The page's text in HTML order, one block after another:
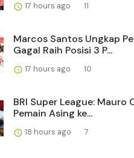
17 hours ago 11
Marcos Santos Ungkap
Gagal Raih Posisi 3 P...
17 hours ago 10
BRI Super League: Mauro
Pemain Asing ke...
18 hours ago 7